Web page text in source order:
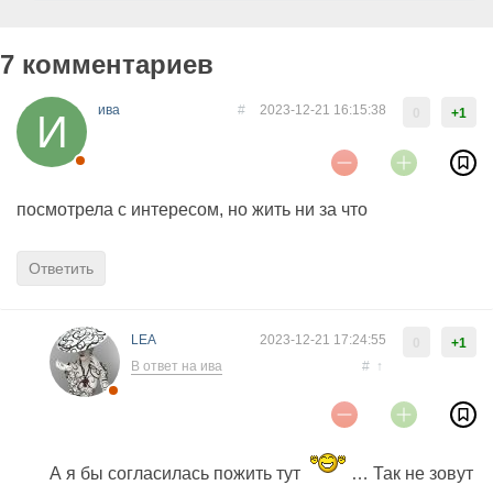
7 комментариев
ива +1
2023-12-21 16:15:38
#
посмотрела с интересом, но жить ни за что
Ответить
LEA
В ответ на ива
+1
2023-12-21 17:24:55
# ↑
А я бы согласилась пожить тут
… Так не зовут